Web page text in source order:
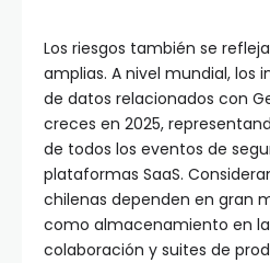
Los riesgos también se
amplias. A nivel mundial, los
de datos relacionados con
creces en 2025,
de todos los eventos de
plataformas SaaS.
chilenas dependen en gran
como almacenamiento en
colaboración y suites de